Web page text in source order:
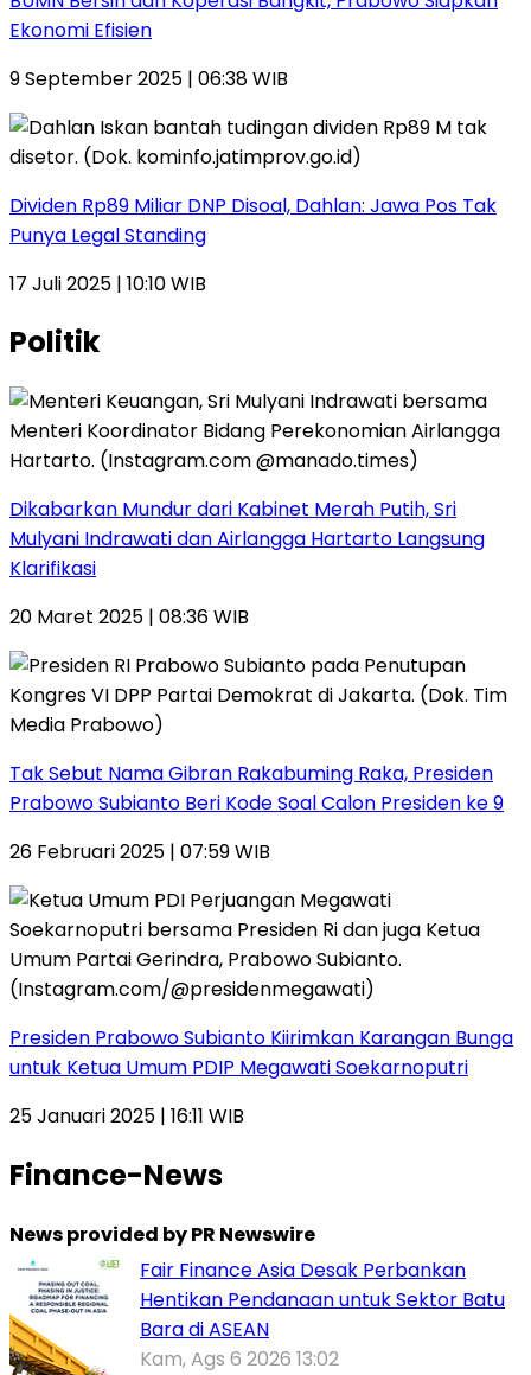
Ekonomi Efisien
9 September 2025 | 06:38 WIB
Dividen Rp89 Miliar DNP Disoal, Dahlan: Jawa Pos Tak
Punya Legal Standing
17 Juli 2025 | 10:10 WIB
Politik
Dikabarkan Mundur dari Kabinet Merah Putih, Sri
Mulyani Indrawati dan Airlangga Hartarto Langsung
Klarifikasi
20 Maret 2025 | 08:36 WIB
Tak Sebut Nama Gibran Rakabuming Raka, Presiden
Prabowo Subianto Beri Kode Soal Calon Presiden ke 9
26 Februari 2025 | 07:59 WIB
Presiden Prabowo Subianto Kiirimkan Karangan Bunga
untuk Ketua Umum PDIP Megawati Soekarnoputri
25 Januari 2025 | 16:11 WIB
Finance-News
News provided by PR Newswire
Fair Finance Asia Desak Perbankan
Hentikan Pendanaan untuk Sektor Batu
Bara di ASEAN
Kam, Ags 6 2026 13:02